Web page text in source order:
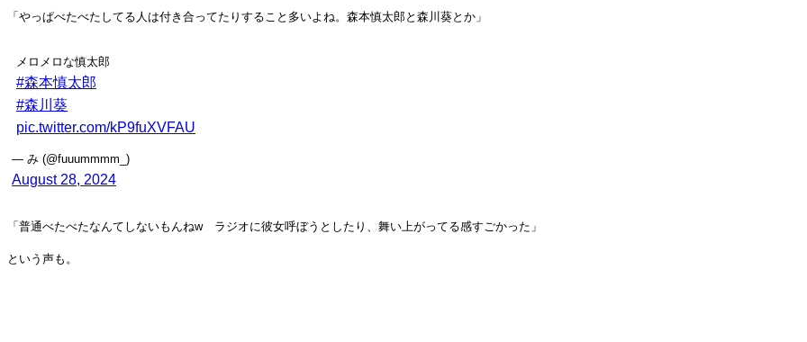
「やっぱべたべたしてる人は付き合ってたりすること多いよね。森本慎太郎と森川葵とか」
メロメロな慎太郎
#森本慎太郎
#森川葵
pic.twitter.com/kP9fuXVFAU
— み (@fuuummmm_)
August 28, 2024
「普通べたべたなんてしないもんねw ラジオに彼女呼ぼうとしたり、舞い上がってる感すごかった」
という声も。